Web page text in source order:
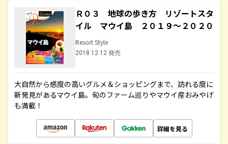
Ｒ０３ 地球の歩き方 リゾートスタ
イル マウイ島 ２０１９～２０２０
Resort Style
2018.12.12 発売
大自然から感度の高いグルメ＆ショッピングまで、訪れる度に
新発見があるマウイ島。旬のファーム巡りやマウイ産おみやげ
も満載！
詳細を見る